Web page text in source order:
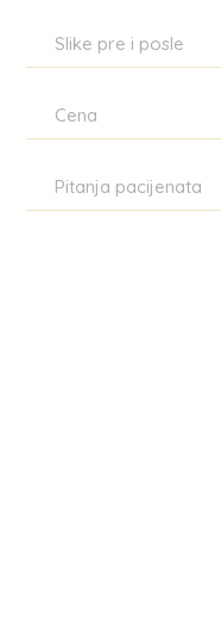
Slike pre i posle
Cena
Pitanja pacijenata